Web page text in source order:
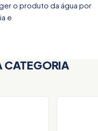
o produto da água por
e
CATEGORIA